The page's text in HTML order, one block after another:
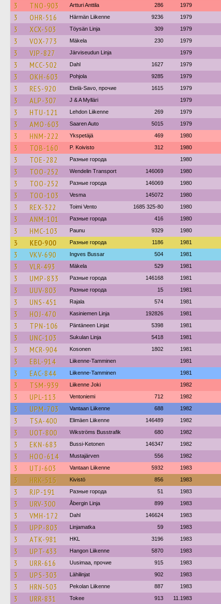
3 TNO-903 Artturi Anttila 286 1979
3 OHR-516 Härmän Liikenne 9236 1979
3 XCX-503 Töysän Linja 309 1979
3 VOX-773 Mäkela 230 1979
3 VJP-827 Järviseudun Linja 1979
3 MCC-502 Dahl 1627 1979
3 OKH-603 Pohjola 9285 1979
3 RES-920 Etelä-Savo, прочие 1615 1979
3 ALP-307 J & A Mylläri 1979
3 HTU-121 Lehdon Liikenne 269 1979
3 AMO-603 Saaren Auto 5015 1979
3 HNM-222 Ykspetäjä 469 1980
3 TOB-160 P. Koivisto 312 1980
3 TOE-282 Разные города 1980
3 TOO-252 Wendelin Transport 146069 1980
3 TOO-252 Разные города 146069 1980
3 TOO-103 Vesma 145072 1980
3 REX-322 Toimi Vento 1685 325-80 1980
3 ANM-101 Разные города 416 1980
3 HMC-103 Paunu 9329 1980
3 KEO-900 Разные города 1186 1981
3 VKV-690 Ingves Bussar 504 1981
3 VLR-493 Mäkela 529 1981
3 UMP-833 Разные города 146168 1981
3 UUV-803 Разные города 15 1981
3 UNS-451 Rajala 574 1981
3 HOJ-470 Kasiniemen Linja 192826 1981
3 TPN-106 Päntäneen Linjat 5398 1981
3 UNC-103 Sukulan Linja 5418 1981
3 MCR-904 Kosonen 1802 1981
3 EBL-914 Liikenne-Tamminen 1981
3 EAC-844 Liikenne-Tamminen 1981
3 TSM-939 Liikenne Joki 1982
3 UPL-113 Ventoniemi 712 1982
3 UPM-703 Vantaan Liikenne 688 1982
3 TSA-400 Elimäen Liikenne 146489 1982
3 UOT-800 Wikströms Busstrafik 680 1982
3 EKN-683 Bussi-Ketonen 146347 1982
3 HOO-614 Mustajärven 556 1982
3 UTJ-603 Vantaan Liikenne 5932 1983
3 HRK-515 Kivistö 856 1983
3 RJP-191 Разные города 51 1983
3 URV-300 Åbergin Linja 899 1983
3 VMH-172 Dahl 146624 1983
3 UPP-803 Linjamatka 59 1983
3 ATK-981 HKL 3196 1983
3 UPT-433 Hangon Liikenne 5870 1983
3 URR-616 Uusimaa, прочие 915 1983
3 UPS-303 Lähilinjat 902 1983
3 HRN-503 Pekolan Liikenne 887 1983
3 URR-831 Tokee 913 11.1983